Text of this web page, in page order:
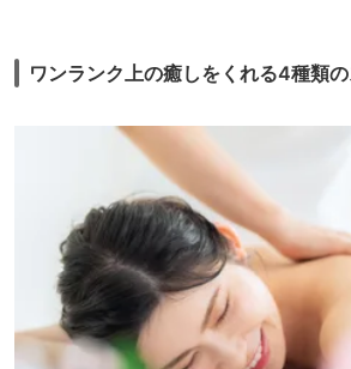
ワンランク上の癒しをくれる4種類